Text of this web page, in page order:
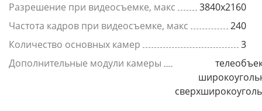
Разрешение при видеосъемке, макс
3840x2160
Частота кадров при видеосъемке, макс
240
Количество основных камер
3
Дополнительные модули камеры